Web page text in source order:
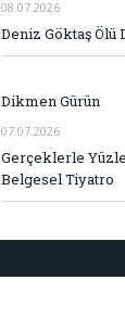
08.07.2026
Deniz Göktaş Ölü
Dikmen Gürün
07.07.2026
Gerçeklerle
Belgesel Tiyatro